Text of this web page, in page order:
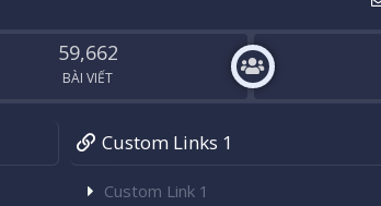
59,662
BÀI VIẾT
Custom Links 1
Custom Link 1